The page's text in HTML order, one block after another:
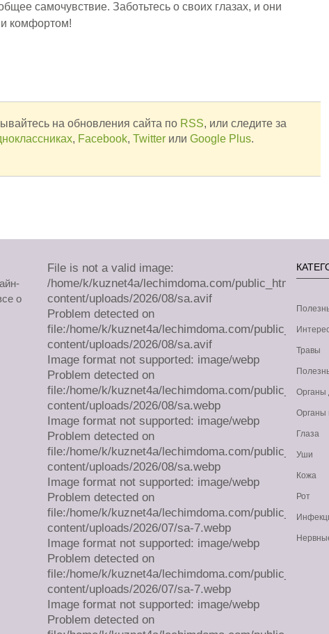
самочувствие. Заботьтесь о своих глазах, и они
комфортом!
на обновления сайта по RSS, или следите за
, Facebook, Twitter или Google Plus.
о
File is not a valid image:
/home/k/kuznet4a/lechimdoma.com/public_html/wp-
content/uploads/2026/08/sa.avif
Problem detected on
file:/home/k/kuznet4a/lechimdoma.com/public_html/
content/uploads/2026/08/sa.avif
Image format not supported: image/webp
Problem detected on
file:/home/k/kuznet4a/lechimdoma.com/public_html/
content/uploads/2026/08/sa.webp
Image format not supported: image/webp
Problem detected on
file:/home/k/kuznet4a/lechimdoma.com/public_html/wp-
content/uploads/2026/08/sa.webp
Image format not supported: image/webp
Problem detected on
file:/home/k/kuznet4a/lechimdoma.com/public_html/
content/uploads/2026/07/sa-7.webp
Image format not supported: image/webp
Problem detected on
file:/home/k/kuznet4a/lechimdoma.com/public_html/wp-
content/uploads/2026/07/sa-7.webp
Image format not supported: image/webp
Problem detected on
Травы
Органы
Органы
Глаза
Уши
Кожа
Рот